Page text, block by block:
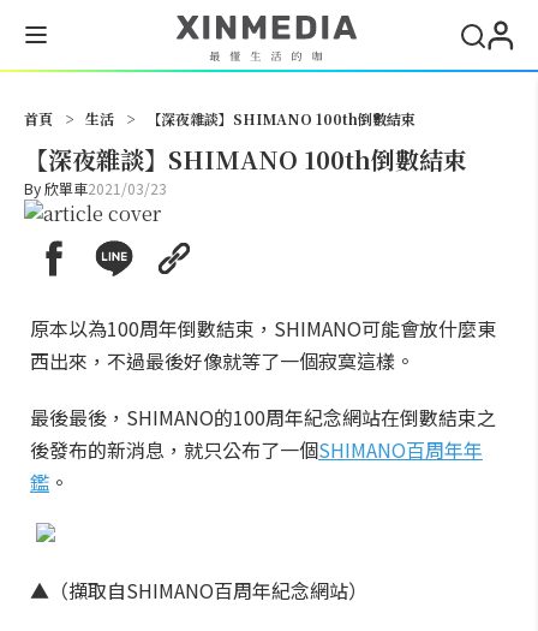
首頁 > 生活 > 【深夜雜談】SHIMANO 100th倒數結束
【深夜雜談】SHIMANO 100th倒數結束
By欣單車2021/03/23
原本以為100周年倒數結束，SHIMANO可能會放什麼東
西出來，不過最後好像就等了一個寂寞這樣。
最後最後，SHIMANO的100周年紀念網站在倒數結束之
後發布的新消息，就只公布了一個SHIMANO百周年年
鑑 。
▲（擷取自SHIMANO百周年紀念網站）